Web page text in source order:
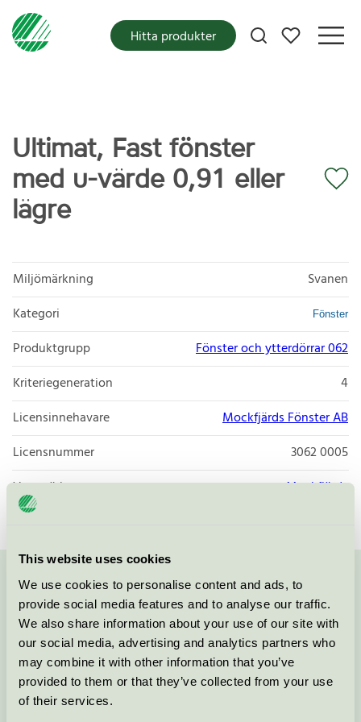
This website uses cookies
We use cookies to personalise content and ads, to
provide social media features and to analyse our traffic.
We also share information about your use of our site with
our social media, advertising and analytics partners who
may combine it with other information that you’ve
provided to them or that they’ve collected from your use
of their services.
Mina favoriter
Hitta produkter
Ultimat, Fast fönster
med u-värde 0,91 eller
lägre
Miljömärkning
Svanen
Kategori
Fönster
Produktgrupp
Fönster och ytterdörrar 062
Kriteriegeneration
4
Licensinnehavare
Mockfjärds Fönster AB
Licensnummer
3062 0005
Varumärke
Mockfjärds
Kontakta oss på 08-55 55 24 00eller via formuläret:
Fortsätt